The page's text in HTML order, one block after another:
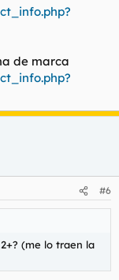
de marca
#6
(me lo traen la